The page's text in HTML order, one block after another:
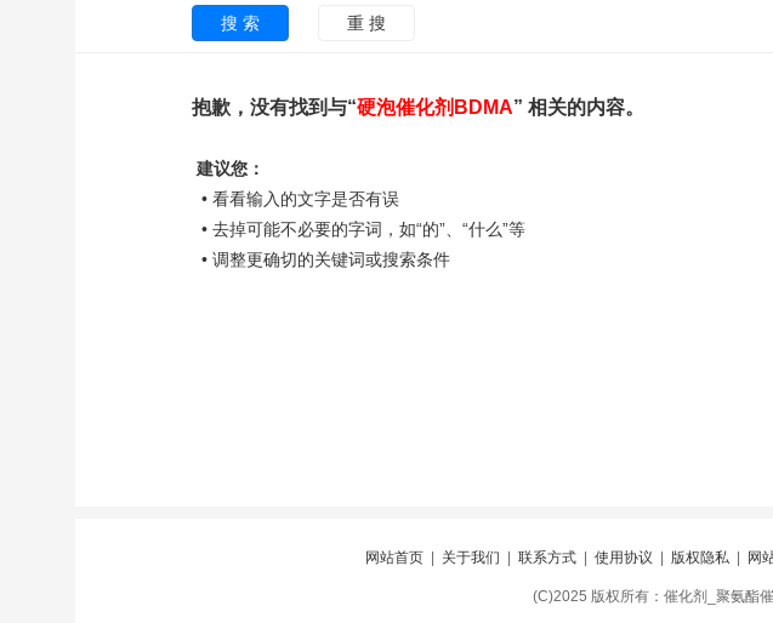
抱歉，没有找到与“硬泡催化剂BDMA” 相关的内容。
建议您：
• 看看输入的文字是否有误
• 去掉可能不必要的字词，如“的”、“什么”等
• 调整更确切的关键词或搜索条件
网站首页 关于我们 联系方式 使用协议 版权隐私 网
(C)2025 版权所有：催化剂_聚氨酯